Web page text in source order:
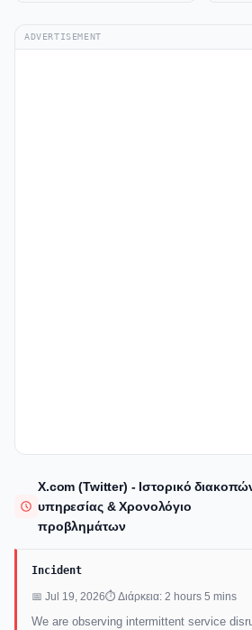
ADVERTISEMENT
X.com (Twitter) - Ιστορικό
υπηρεσίας & Χρονολόγιο
προβλημάτων
Incident
📅 Jul 19, 2026⏱ Διάρκεια: 2 hours 5 mins
We are observing intermittent service